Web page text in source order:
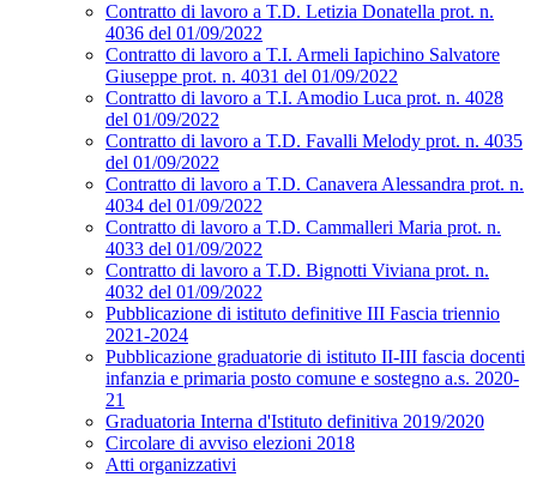
Contratto di lavoro a T.D. Letizia Donatella prot. n.
4036 del 01/09/2022
Contratto di lavoro a T.I. Armeli Iapichino Salvatore
Giuseppe prot. n. 4031 del 01/09/2022
Contratto di lavoro a T.I. Amodio Luca prot. n. 4028
del 01/09/2022
Contratto di lavoro a T.D. Favalli Melody prot. n. 4035
del 01/09/2022
Contratto di lavoro a T.D. Canavera Alessandra prot. n.
4034 del 01/09/2022
Contratto di lavoro a T.D. Cammalleri Maria prot. n.
4033 del 01/09/2022
Contratto di lavoro a T.D. Bignotti Viviana prot. n.
4032 del 01/09/2022
Pubblicazione di istituto definitive III Fascia triennio
2021-2024
Pubblicazione graduatorie di istituto II-III fascia docenti
infanzia e primaria posto comune e sostegno a.s. 2020-
21
Graduatoria Interna d'Istituto definitiva 2019/2020
Circolare di avviso elezioni 2018
Atti organizzativi